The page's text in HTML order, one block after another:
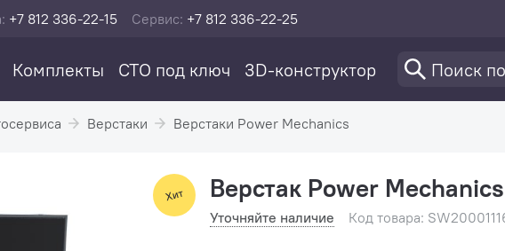
+7 812 336-22-15 Сервис: +7 812 336-22-25
Комплекты СТО под ключ 3D-конструктор
Верстаки Верстаки Power Mechanics
Верстак Power
Уточняйте наличие Код товара: